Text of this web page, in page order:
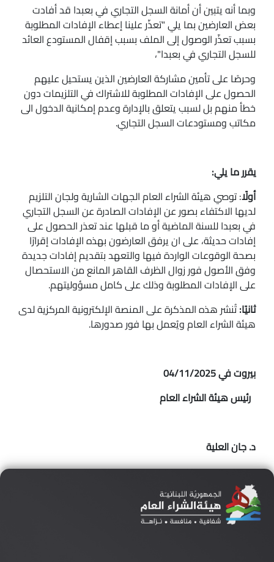
وبما أنه يتبين أن أمانة السجل التجاري في بعبدا قد أفادت
بعض العارضين بما يلي "تعذّر علينا إعطاء الإفادات المطلوبة
بسبب تعذّر الوصول إلى الملف بسبب إقفال المستودع العائد
للسجل التجاري في بعبدا"،
وحرصًا على تأمين مشاركة العارضين الذين يستحيل عليهم
الحصول على الإفادات المطلوبة للاشتراك في التلزيمات دون
خطأ منهم بل لسبب يتعلق بالإدارة وعدم إمكانية الدخول الى
مكاتب ومستودعات السجل التجاري.
يقرر ما يلي:
أولًا: توصي هيئة الشراء العام الجهات الشارية ولجان التلزيم
لديها الاكتفاء بصور عن الإفادات الصادرة عن السجل التجاري
في بعبدا للسنة الماضية أو ما قبلها عند تعذر الحصول على
إفادات حديثة، على ان يرفق العارضون بهذه الإفادات إقرارًا
بصحة الوقوعات الواردة فيها والتعهد بتقديم إفادات جديدة
وفق الأصول فور زوال الظرف القاهر المانع من الاستحصال
على الإفادات المطلوبة وذلك على كامل مسؤوليتهم.
ثانيًا:تُنشر هذه المذكرة على المنصة الإلكترونية المركزية لدى
هيئة الشراء العام ويُعمل بها فور صدورها.
بيروت في 04/11/2025
رئيس هيئة الشراء العام
د. جان العلية